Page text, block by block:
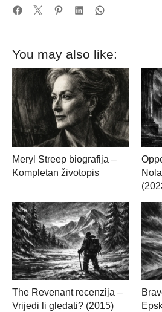
You may also like:
Meryl Streep biografija –
Kompletan životopis
The Revenant recenzija –
Vrijedi li gledati? (2015)